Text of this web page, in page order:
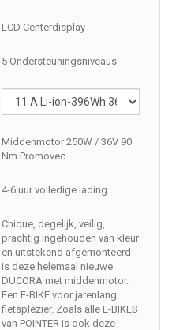
LCD Centerdisplay
5 Ondersteuningsniveaus
Middenmotor 250W / 36V 90
Nm Promovec
4-6 uur volledige lading
Chique, degelijk, veilig,
prachtig ingehouden van kleur
en uitstekend afgemonteerd
is deze helemaal nieuwe
DUCORA met middenmotor.
Een E-BIKE voor jarenlang
fietsplezier. Zoals alle E-BIKES
van POINTER is ook deze